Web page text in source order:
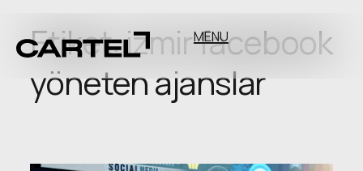
MENU
Etiket:izmir facebook
yöneten ajanslar